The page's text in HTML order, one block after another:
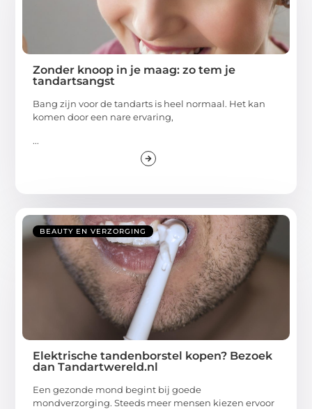
Zonder knoop in je maag: zo tem je
tandartsangst
Bang zijn voor de tandarts is heel normaal. Het kan
komen door een nare ervaring,
...
BEAUTY EN VERZORGING
Elektrische tandenborstel kopen? Bezoek
dan Tandartwereld.nl
Een gezonde mond begint bij goede
mondverzorging. Steeds meer mensen kiezen ervoor